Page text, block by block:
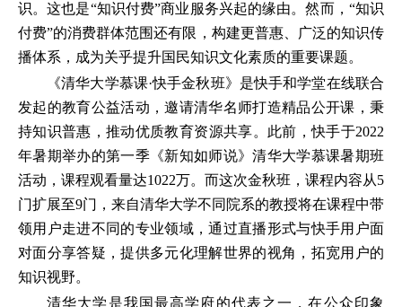
识。这也是“知识付费”商业服务兴起的缘由。然而，“知识
付费”的消费群体范围还有限，构建更普惠、广泛的知识传
播体系，成为关乎提升国民知识文化素质的重要课题。
《清华大学慕课·快手金秋班》是快手和学堂在线联合
发起的教育公益活动，邀请清华名师打造精品公开课，秉
持知识普惠，推动优质教育资源共享。此前，快手于2022
年暑期举办的第一季《新知如师说》清华大学慕课暑期班
活动，课程观看量达1022万。而这次金秋班，课程内容从5
门扩展至9门，来自清华大学不同院系的教授将在课程中带
领用户走进不同的专业领域，通过直播形式与快手用户面
对面分享答疑，提供多元化理解世界的视角，拓宽用户的
知识视野。
清华大学是我国最高学府的代表之一，在公众印象